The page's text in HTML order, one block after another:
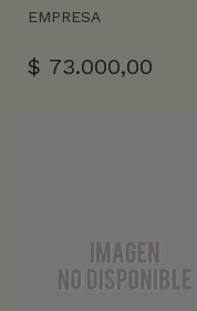
EMPRESA
$ 73.000,00